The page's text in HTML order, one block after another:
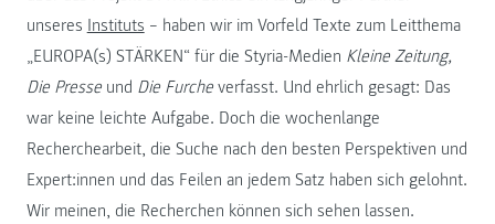
unseres Instituts – haben wir im Vorfeld Texte zum Leitthema
„EUROPA(s) STÄRKEN“ für die Styria-Medien Kleine Zeitung,
Die Presseund Die Furcheverfasst. Und ehrlich gesagt: Das
war keine leichte Aufgabe. Doch die wochenlange
Recherchearbeit, die Suche nach den besten Perspektiven und
Expert:innen und das Feilen an jedem Satz haben sich gelohnt.
Wir meinen, die Recherchen können sich sehen lassen.